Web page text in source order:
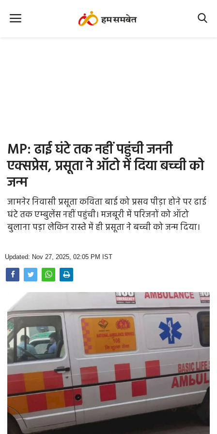
Office Office
Political Gossips
Farm & Food
Opinion
Photo Gallery
Home
MP: ढाई घंटे तक नहीं पहुंची जननी
एक्सप्रेस, प्रसूता ने ऑटो में दिया बच्ची को
जन्म
जामनेर निवासी प्रसूता कविता बाई को प्रसव पीड़ा होने पर ढाई
घंटे तक एम्बुलेंस नहीं पहुंची। मजबूरी में परिजनों को ऑटो
बुलाना पड़ा लेकिन रास्ते में ही प्रसूता ने बच्ची को जन्म दिया।
Updated: Nov 27, 2025, 02:05 PM IST